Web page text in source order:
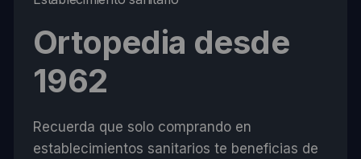
Ortopedia desde
1962
Recuerda que solo comprando en
establecimientos sanitarios te beneficias de